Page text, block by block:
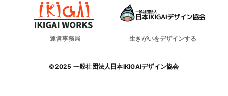
運営事務局 生きがいをデザインする
©2025 一般社団法人日本IKIGAIデザイン協会